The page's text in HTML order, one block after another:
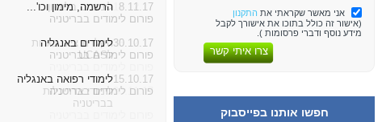
אני מאשר שקראתי את התקנון
(אישור זה כולל בתוכו את אישורך לקבל
מידע נוסף ודברי פרסומות ).
צרו איתי קשר
חפשו אותנו בפייסבוק
8.11.17 הרשמה, מימון וכו'...
פורום לימודים בבריטניה
30.10.17לימודים באנגליה
פורום לימודים בבריטניה
15.10.17לימודי רפואה באנגליה
פורום לימודים בבריטניה